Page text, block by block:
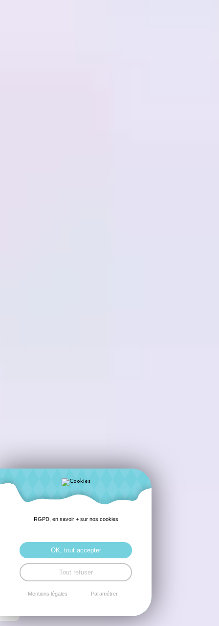
RGPD, en savoir + sur nos cookies
OK, tout accepter
Tout refuser
Mentions légales Paramétrer